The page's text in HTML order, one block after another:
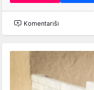
Komentariši